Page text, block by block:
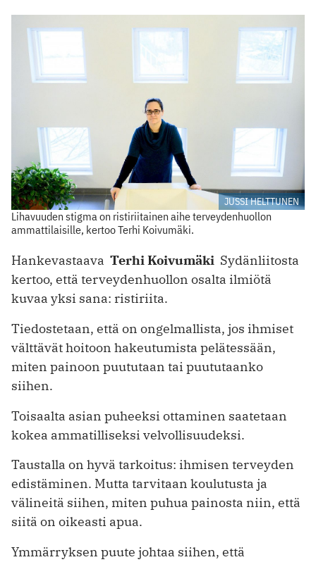
JUSSI HELTTUNEN
Lihavuuden stigma on ristiriitainen aihe terveydenhuollon
ammattilaisille, kertoo Terhi Koivumäki.
Hankevastaava Terhi Koivumäki Sydänliitosta
kertoo, että terveydenhuollon osalta ilmiötä
kuvaa yksi sana: ristiriita.
Tiedostetaan, että on ongelmallista, jos ihmiset
välttävät hoitoon hakeutumista pelätessään,
miten painoon puututaan tai puututaanko
siihen.
Toisaalta asian puheeksi ottaminen saatetaan
kokea ammatilliseksi velvollisuudeksi.
Taustalla on hyvä tarkoitus: ihmisen terveyden
edistäminen. Mutta tarvitaan koulutusta ja
välineitä siihen, miten puhua painosta niin, että
siitä on oikeasti apua.
Ymmärryksen puute johtaa siihen, että